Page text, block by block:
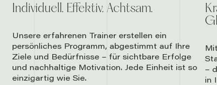
Individuell. Effektiv. Achtsam.
Unsere erfahrenen Trainer erstellen ein
persönliches Programm, abgestimmt auf Ihre
Ziele und Bedürfnisse – für sichtbare Erfolge
und nachhaltige Motivation. Jede Einheit ist so
einzigartig wie Sie.
–
in